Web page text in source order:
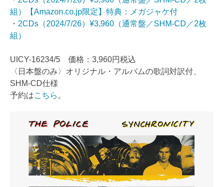
組）【Amazon.co.jp限定】特典：メガジャケ付
・ 2CDs（2024/7/26）¥3,960（通常盤／SHM-CD／2枚
組）
UICY-16234/5 価格：3,960円税込
〈日本盤のみ〉オリジナル・アルバムの歌詞対訳付、
SHM-CD仕様
予約はこちら 。